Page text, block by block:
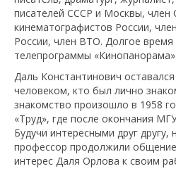
писателей СССР и Москвы, член
кинематографистов России,
России, член ВТО. Долгое
телепрограммы «Кинопанорама».
Даль Константинович
человеком, кто был лично
знакомство произошло в 1958
«Труд», где после окончания
Будучи интересными друг
профессор продолжили
интерес Даля Орлова к своим